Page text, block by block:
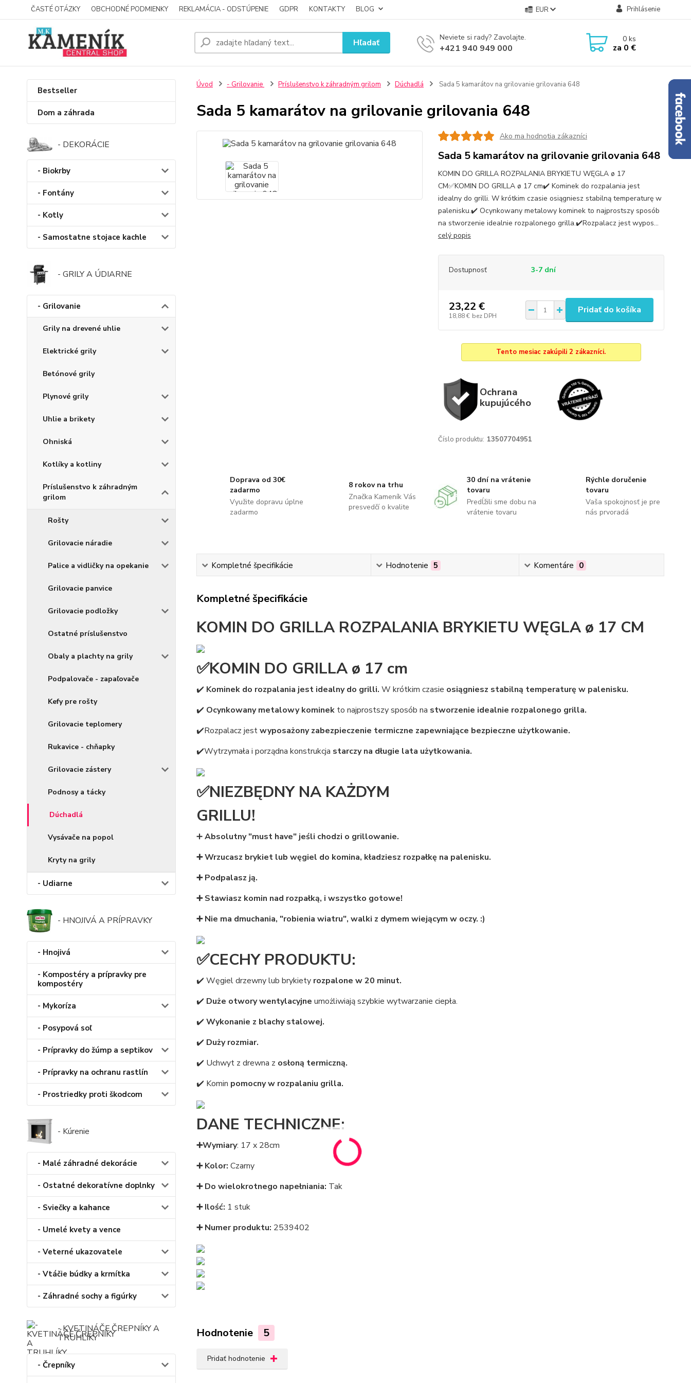
ČASTÉ OTÁZKY OBCHODNÉ PODMIENKY REKLAMÁCIA - ODSTÚPENIE GDPR KONTAKTY BLOG EUR Prihlásenie
Hľadať Neviete si rady? Zavolajte.
+421 940 949 000
0ks
za 0 €
Bestseller
Dom a záhrada
- DEKORÁCIE
- Biokrby
- Fontány
- Kotly
- Samostatne stojace kachle
- GRILY A ÚDIARNE
- Grilovanie
Grily na drevené uhlie
Elektrické grily
Betónové grily
Plynové grily
Uhlie a brikety
Ohniská
Kotlíky a kotliny
Príslušenstvo k záhradným
grilom
Rošty
Grilovacie náradie
Palice a vidličky na opekanie
Grilovacie panvice
Grilovacie podložky
Ostatné príslušenstvo
Obaly a plachty na grily
Podpalovače - zapaľovače
Kefy pre rošty
Grilovacie teplomery
Rukavice - chňapky
Grilovacie zástery
Podnosy a tácky
Dúchadlá
Vysávače na popol
Kryty na grily
- Udiarne
- HNOJIVÁ A PRÍPRAVKY
- Hnojivá
- Kompostéry a prípravky pre
kompostéry
- Mykoríza
- Posypová soľ
- Prípravky do žúmp a septikov
- Prípravky na ochranu rastlín
- Prostriedky proti škodcom
- Kúrenie
- Malé záhradné dekorácie
- Ostatné dekoratívne doplnky
- Sviečky a kahance
- Umelé kvety a vence
- Veterné ukazovatele
- Vtáčie búdky a krmítka
- Záhradné sochy a figúrky
- KVETINÁČE,ČREPNÍKY A
TRUHLÍKY
- Črepníky
Úvod - Grilovanie Príslušenstvo k záhradným grilom Dúchadlá Sada 5 kamarátov na grilovanie grilovania 648
Sada 5 kamarátov na grilovanie grilovania 648
Ako ma hodnotia zákazníci
Sada 5 kamarátov na grilovanie grilovania 648
KOMIN DO GRILLA ROZPALANIA BRYKIETU WĘGLA ø 17
CM✅KOMIN DO GRILLA ø 17 cm✔️ Kominek do rozpalania jest
idealny do grilli. W krótkim czasie osiągniesz stabilną temperaturę w
palenisku.✔️ Ocynkowany metalowy kominek to najprostszy sposób
na stworzenie idealnie rozpalonego grilla.✔️Rozpalacz jest wypos...
celý popis
Dostupnosť 3-7 dní
23,22 €
18,88 € bez DPH
Pridať do košíka
Tento mesiac zakúpili 2 zákazníci.
Ochrana
kupujúcého
Číslo produktu: 13507704951
Doprava od 30€
zadarmo
Využite dopravu úplne
zadarmo
8 rokov na trhu
Značka Kameník Vás
presvedčí o kvalite
30 dní na vrátenie
tovaru
Predĺžili sme dobu na
vrátenie tovaru
Rýchle doručenie
tovaru
Vaša spokojnosť je pre
nás prvoradá
Kompletné špecifikácie Hodnotenie 5 Komentáre 0
Kompletné špecifikácie
KOMIN DO GRILLA ROZPALANIA BRYKIETU WĘGLA ø 17 CM
✅KOMIN DO GRILLA ø 17 cm
✔️ Kominek do rozpalania jest idealny do grilli. W krótkim czasie osiągniesz stabilną temperaturę w palenisku.
✔️ Ocynkowany metalowy kominekto najprostszy sposób na stworzenie idealnie rozpalonego grilla.
✔️Rozpalacz jestwyposażony zabezpieczenie termiczne zapewniające bezpieczne użytkowanie.
✔️Wytrzymała i porządna konstrukcja starczy na długie lata użytkowania.
✅NIEZBĘDNY NA KAŻDYM
GRILLU!
➕Absolutny "must have" jeśli chodzi o grillowanie.
➕ Wrzucasz brykiet lub węgiel do komina, kładziesz rozpałkę na palenisku.
➕ Podpalasz ją.
➕ Stawiasz komin nad rozpałką, i wszystko gotowe!
➕ Nie ma dmuchania, "robienia wiatru", walki z dymem wiejącym w oczy. :)
✅CECHY PRODUKTU:
✔️ Węgiel drzewny lub brykietyrozpalone w 20 minut.
✔️ Duże otwory wentylacyjne umożliwiają szybkie wytwarzanie ciepła.
✔️ Wykonanie z blachy stalowej.
✔️ Duży rozmiar.
✔️ Uchwyt z drewna z osłoną termiczną.
✔️ Komin pomocny w rozpalaniu grilla.
DANE TECHNICZNE:
➕Wymiary: 17 x 28cm
➕ Kolor: Czarny
➕ Do wielokrotnego napełniania: Tak
➕ Ilość: 1 stuk
➕ Numer produktu: 2539402
Hodnotenie 5
Pridať hodnotenie